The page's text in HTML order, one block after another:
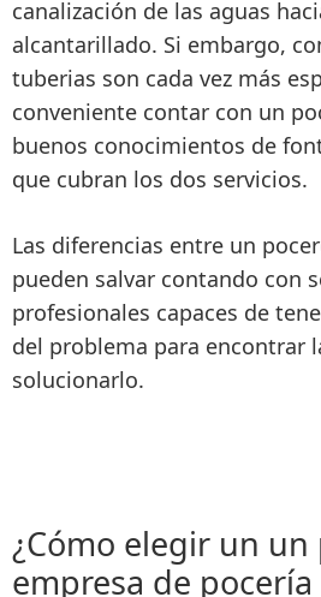
canalización de las aguas
alcantarillado. Si embargo,
tuberias son cada vez más
conveniente contar con un
buenos conocimientos de
que cubran los dos servicios.
Las diferencias entre un
pueden salvar contando con
profesionales capaces de
del problema para encontrar
solucionarlo.
¿Cómo elegir un un
empresa de